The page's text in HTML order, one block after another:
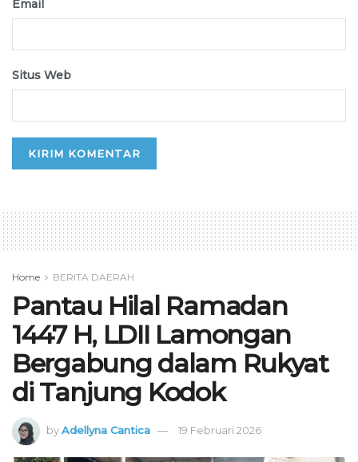
Email
Situs Web
Home BERITA DAERAH
Pantau Hilal Ramadan
1447 H, LDII Lamongan
Bergabung dalam Rukyat
di Tanjung Kodok
byAdellyna Cantica 19 Februari 2026